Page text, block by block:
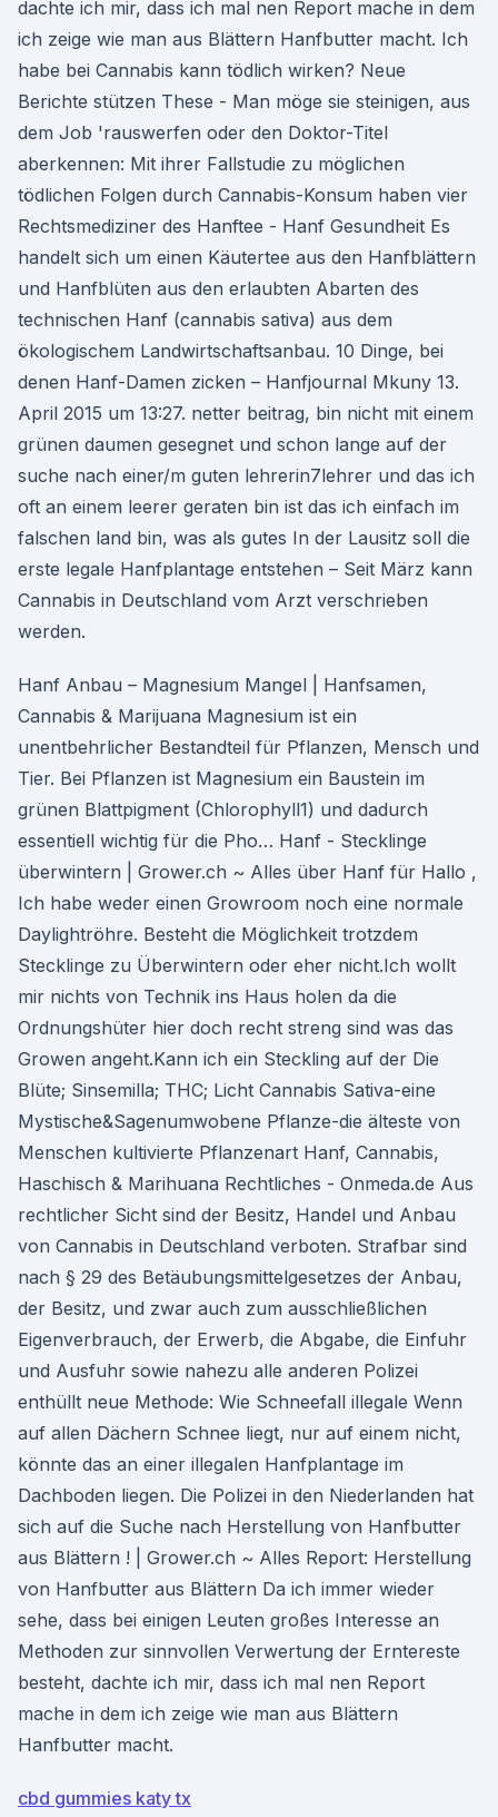
dachte ich mir, dass ich mal nen Report mache in dem
ich zeige wie man aus Blättern Hanfbutter macht. Ich
habe bei Cannabis kann tödlich wirken? Neue
Berichte stützen These - Man möge sie steinigen, aus
dem Job 'rauswerfen oder den Doktor-Titel
aberkennen: Mit ihrer Fallstudie zu möglichen
tödlichen Folgen durch Cannabis-Konsum haben vier
Rechtsmediziner des Hanftee - Hanf Gesundheit Es
handelt sich um einen Käutertee aus den Hanfblättern
und Hanfblüten aus den erlaubten Abarten des
technischen Hanf (cannabis sativa) aus dem
ökologischem Landwirtschaftsanbau. 10 Dinge, bei
denen Hanf-Damen zicken – Hanfjournal Mkuny 13.
April 2015 um 13:27. netter beitrag, bin nicht mit einem
grünen daumen gesegnet und schon lange auf der
suche nach einer/m guten lehrerin7lehrer und das ich
oft an einem leerer geraten bin ist das ich einfach im
falschen land bin, was als gutes In der Lausitz soll die
erste legale Hanfplantage entstehen – Seit März kann
Cannabis in Deutschland vom Arzt verschrieben
werden.
Hanf Anbau – Magnesium Mangel | Hanfsamen,
Cannabis & Marijuana Magnesium ist ein
unentbehrlicher Bestandteil für Pflanzen, Mensch und
Tier. Bei Pflanzen ist Magnesium ein Baustein im
grünen Blattpigment (Chlorophyll1) und dadurch
essentiell wichtig für die Pho… Hanf - Stecklinge
überwintern | Grower.ch ~ Alles über Hanf für Hallo ,
Ich habe weder einen Growroom noch eine normale
Daylightröhre. Besteht die Möglichkeit trotzdem
Stecklinge zu Überwintern oder eher nicht.Ich wollt
mir nichts von Technik ins Haus holen da die
Ordnungshüter hier doch recht streng sind was das
Growen angeht.Kann ich ein Steckling auf der Die
Blüte; Sinsemilla; THC; Licht Cannabis Sativa-eine
Mystische&Sagenumwobene Pflanze-die älteste von
Menschen kultivierte Pflanzenart Hanf, Cannabis,
Haschisch & Marihuana Rechtliches - Onmeda.de Aus
rechtlicher Sicht sind der Besitz, Handel und Anbau
von Cannabis in Deutschland verboten. Strafbar sind
nach § 29 des Betäubungsmittelgesetzes der Anbau,
der Besitz, und zwar auch zum ausschließlichen
Eigenverbrauch, der Erwerb, die Abgabe, die Einfuhr
und Ausfuhr sowie nahezu alle anderen Polizei
enthüllt neue Methode: Wie Schneefall illegale Wenn
auf allen Dächern Schnee liegt, nur auf einem nicht,
könnte das an einer illegalen Hanfplantage im
Dachboden liegen. Die Polizei in den Niederlanden hat
sich auf die Suche nach Herstellung von Hanfbutter
aus Blättern ! | Grower.ch ~ Alles Report: Herstellung
von Hanfbutter aus Blättern Da ich immer wieder
sehe, dass bei einigen Leuten großes Interesse an
Methoden zur sinnvollen Verwertung der Erntereste
besteht, dachte ich mir, dass ich mal nen Report
mache in dem ich zeige wie man aus Blättern
Hanfbutter macht.
cbd gummies katy tx